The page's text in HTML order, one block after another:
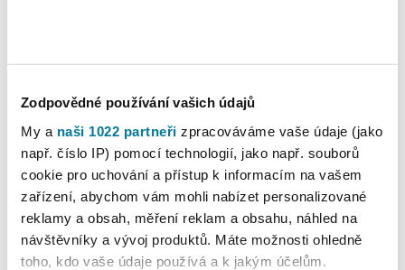
Zodpovědné používání vašich údajů
My a naši 1022 partneři zpracováváme vaše údaje (jako
např. číslo IP) pomocí technologií, jako např. souborů
cookie pro uchování a přístup k informacím na vašem
zařízení, abychom vám mohli nabízet personalizované
reklamy a obsah, měření reklam a obsahu, náhled na
návštěvníky a vývoj produktů. Máte možnosti ohledně
toho, kdo vaše údaje používá a k jakým účelům.